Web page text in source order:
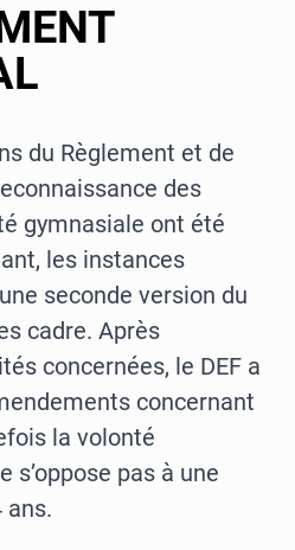
du Règlement et de
des
gymnasiale ont été
les instances
seconde version du
cadre. Après
concernées, le DEF a
concernant
la volonté
s’oppose pas à une
ans.